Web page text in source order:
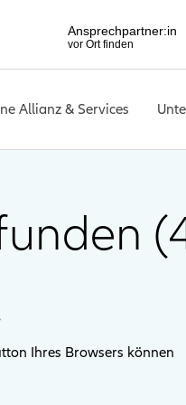
Ansprechpartner:in
vor Ort finden
Allianz & Services
Ihres Browsers können